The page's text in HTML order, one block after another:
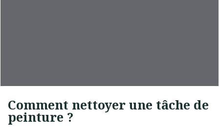
Comment nettoyer une tâche de
peinture ?